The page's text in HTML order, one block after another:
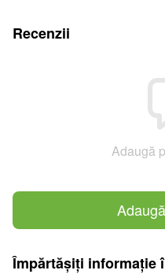
Recenzii
Adaugă
Împărtășiți informație